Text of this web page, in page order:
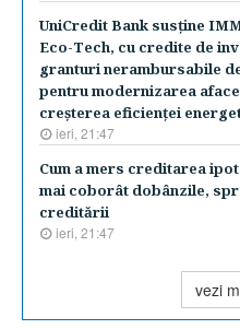
UniCredit Bank susţine
Eco-Tech, cu credite de
granturi nerambursabile
pentru modernizarea
creşterea eficienţei
ieri, 21:47
Cum a mers creditarea
mai coborât dobânzile,
creditării
ieri, 21:47
vezi